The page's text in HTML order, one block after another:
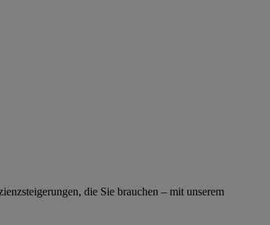
die Sie brauchen – mit unserem